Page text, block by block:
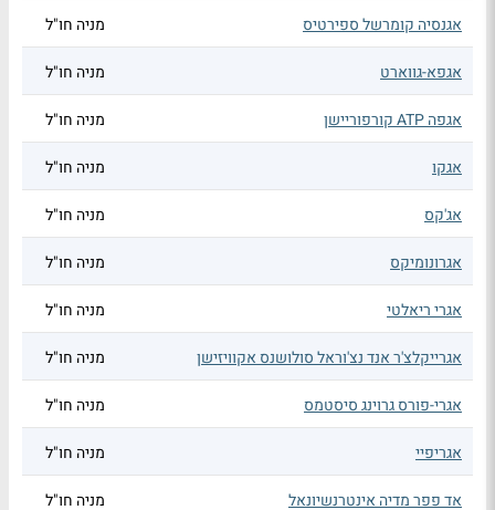
אגנסיה קומרשל ספירטיס מניה חו"ל
אגפא-גווארט מניה חו"ל
אגפה ATP קורפוריישן מניה חו"ל
אגקו מניה חו"ל
אג'קס מניה חו"ל
אגרונומיקס מניה חו"ל
אגרי ריאלטי מניה חו"ל
אגרייקלצ'ר אנד נצ'וראל סולושנס אקוויזישן מניה חו"ל
אגרי-פורס גרוינג סיסטמס מניה חו"ל
אגריפיי מניה חו"ל
אד פפר מדיה אינטרנשיונאל מניה חו"ל